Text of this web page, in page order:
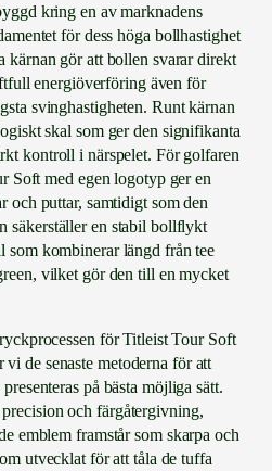
kring en av marknadens
för dess höga bollhastighet
kärnan gör att bollen svarar direkt
energiöverföring även för
svinghastigheten. Runt kärnan
skal som ger den signifikanta
kontroll i närspelet. För golfaren
Soft med egen logotyp ger en
och puttar, samtidigt som den
säkerställer en stabil bollflykt
som kombinerar längd från tee
vilket gör den till en mycket
för Titleist Tour Soft
de senaste metoderna för att
på bästa möjliga sätt.
och färgåtergivning,
emblem framstår som skarpa och
utvecklat för att tåla de tuffa